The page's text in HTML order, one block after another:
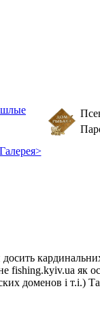
fishing.kyiv.ua як
доменов і т.і.)